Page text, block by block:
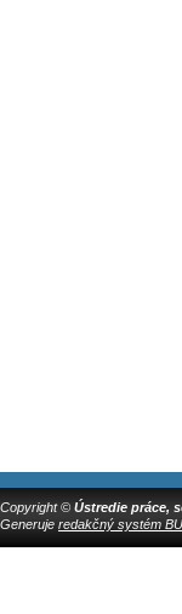
Copyright © Ústredie práce,
Generuje redakčný systém